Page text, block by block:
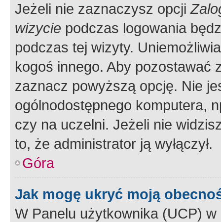
Jeżeli nie zaznaczysz opcji
wizycie podczas logowania
podczas tej wizyty.
kogoś innego. Aby pozostawać
zaznacz powyższą opcję. Nie
ogólnodostępnego komputera,
czy na uczelni. Jeżeli nie
to, że administrator ją wyłączył.
Góra
Jak mogę ukryć moją
W Panelu użytkownika (UCP) w